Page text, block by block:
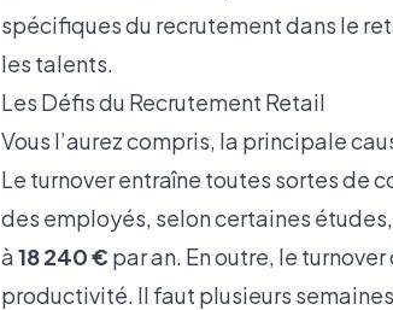
spécifiques du recrutement dans le
les talents.
Les Défis du Recrutement Retail
Vous l’aurez compris, la principale
Le turnover entraîne toutes sortes de
des employés, selon certaines
à18 240 € par an. En outre, le
productivité. Il faut plusieurs